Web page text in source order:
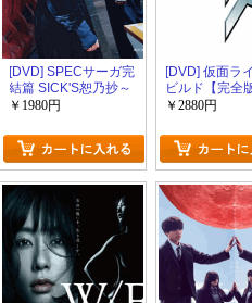
[DVD] SPECサーガ完
結篇 SICK'S恕乃抄～
内閣情報調査室特務
【完全版】(初回生産
限定版)
￥1980円
[DVD] 仮面ラ
ビルド【完全
回生産限定版)
￥2880円